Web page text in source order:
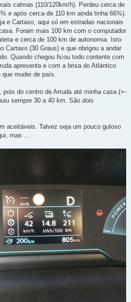
calmas (110/120km/h). Perdeu cerca de
e após cerca de 110 km ainda tinha 66%).
e Cartaxo, aqui só em estradas nacionais
Foram mais 100 km com o computador
e cerca de 100 km de autonomia. Isto
Cartaxo (30 Graus) e que obrigou a andar
Quando chegou ficou todo contente com
apresenta e com a brisa do Atlántico
mudei de país.
pois do centro de Arruda até minha casa (+-
sempre 30 a 40 km. São dois
aceitáveis. Talvez seja um pouco guloso
mas ...